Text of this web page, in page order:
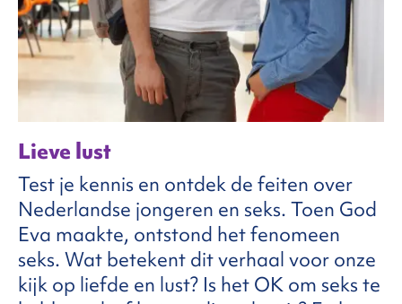
Lieve lust
Test je kennis en ontdek de feiten over
Nederlandse jongeren en seks. Toen God
Eva maakte, ontstond het fenomeen
seks. Wat betekent dit verhaal voor onze
kijk op liefde en lust? Is het OK om seks te